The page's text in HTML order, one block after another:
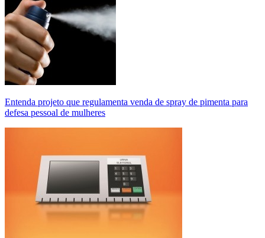
Entenda projeto que regulamenta venda de spray de pimenta para
defesa pessoal de mulheres